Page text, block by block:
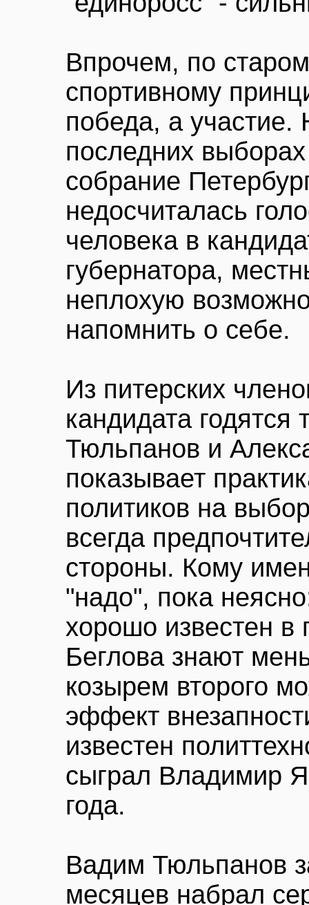
Впрочем, по
спортивному
победа, а участие.
последних
собрание
недосчиталась
человека в
губернатора,
неплохую
напомнить о себе.
Из питерских
кандидата
Тюльпанов и
показывает
политиков на
всегда
стороны. Кому
"надо", пока
хорошо известен в
Беглова знают
козырем второго
эффект
известен
сыграл Владимир
года.
Вадим Тюльпанов
месяцев набрал